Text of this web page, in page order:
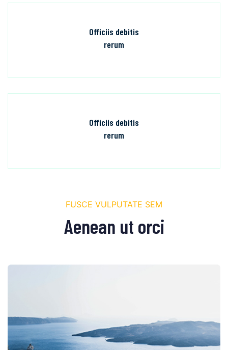
Officiis debitis
rerum
Officiis debitis
rerum
FUSCE VULPUTATE SEM
Aenean ut orci